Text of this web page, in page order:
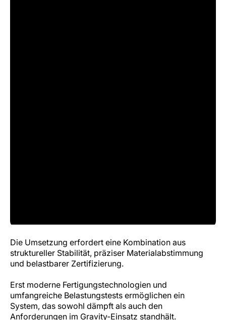
Die Umsetzung erfordert eine Kombination aus
struktureller Stabilität, präziser Materialabstimmung
und belastbarer Zertifizierung.
Erst moderne Fertigungstechnologien und
umfangreiche Belastungstests ermöglichen ein
System, das sowohl dämpft als auch den
Anforderungen im Gravity-Einsatz standhält.